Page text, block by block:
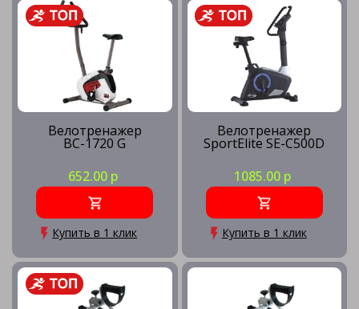
Горизонтальные велотренажеры
Детские велотренажеры
Механические велотренажеры
Мини велотренажеры
Велотренажер
ВС-1720 G
652.00 р
Купить в 1 клик
Велотренажер
SportElite SE-C500D
1085.00 р
Купить в 1 клик